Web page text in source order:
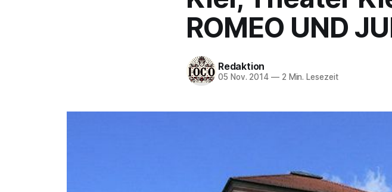
ROMEO UND
Redaktion
05 Nov. 2014 —2 Min. Lesezeit